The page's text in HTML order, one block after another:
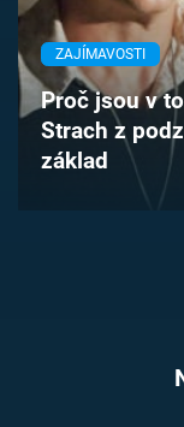
TV Program
Časopis
Sledujte prima+
ZAJÍMAVOSTI
Proč jsou v
Strach z
základ